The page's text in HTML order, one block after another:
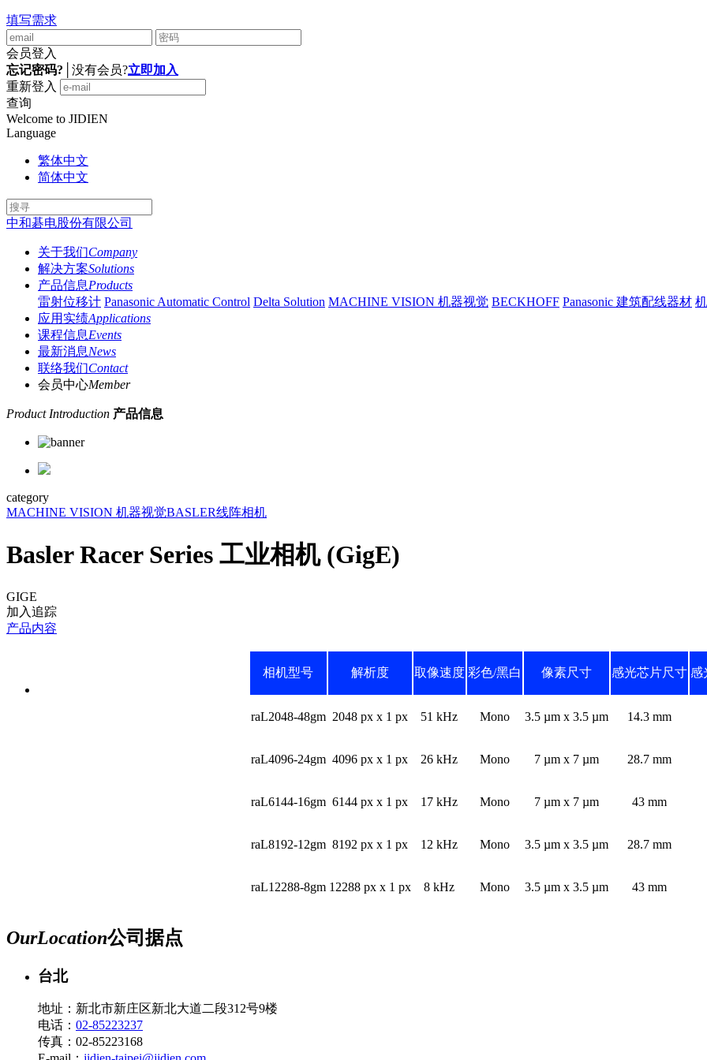
填写需求
会员登入
忘记密码?
没有会员?立即加入
重新登入
查询
Welcome to JIDIEN
Language
繁体中文
简体中文
中和碁电股份有限公司
关于我们Company
解决方案Solutions
产品信息Products
雷射位移计 Panasonic Automatic Control Delta Solution MACHINE VISION 机器视觉 BECKHOFF Panasonic 建筑配线器材
应用实绩Applications
课程信息Events
最新消息News
联络我们Contact
会员中心Member
Product Introduction 产品信息
category
MACHINE VISION 机器视觉BASLER线阵相机
Basler Racer Series 工业相机 (GigE)
GIGE
加入追踪
产品内容
相机型号 解析度 取像速度 彩色/黑白 像素尺寸 感光芯片尺寸 感
raL2048-48gm 2048 px x 1 px 51 kHz Mono 3.5 µm x 3.5 µm 14.3 mm
raL4096-24gm 4096 px x 1 px 26 kHz Mono 7 µm x 7 µm 28.7 mm
raL6144-16gm 6144 px x 1 px 17 kHz Mono 7 µm x 7 µm 43 mm
raL8192-12gm 8192 px x 1 px 12 kHz Mono 3.5 µm x 3.5 µm 28.7 mm
raL12288-8gm 12288 px x 1 px 8 kHz Mono 3.5 µm x 3.5 µm 43 mm
OurLocation公司据点
台北
地址：新北市新庄区新北大道二段312号9楼
电话： 02-85223237
传真：02-85223168